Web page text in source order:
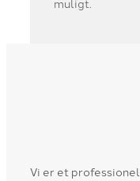
Vi er et